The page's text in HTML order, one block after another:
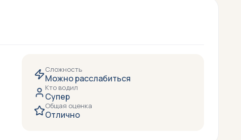
Сложность
Можно расслабиться
Кто водил
Супер
Общая оценка
Отлично